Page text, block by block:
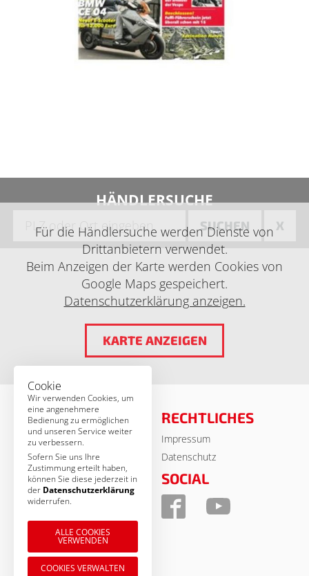
HÄNDLERSUCHE
SUCHEN X
Für die Händlersuche werden Dienste von
Drittanbietern verwendet.
Beim Anzeigen der Karte werden Cookies von
Google Maps gespeichert.
Datenschutzerklärung anzeigen.
KARTE ANZEIGEN
© MSA Germany 2026
RECHTLICHES
Impressum
Datenschutz
KONTAKT
MSA Motor Sport Accessoires
Am Forst 17 b
D-92637 Weiden
Tel.: 09 61 / 38 85 - 0
SOCIAL
Cookie
Wir verwenden Cookies, um
eine angenehmere
Bedienung zu ermöglichen
und unseren Service weiter
zu verbessern.
Sofern Sie uns Ihre
Zustimmung erteilt haben,
können Sie diese jederzeit in
der Datenschutzerklärung
widerrufen.
ALLE COOKIES
VERWENDEN
COOKIES VERWALTEN